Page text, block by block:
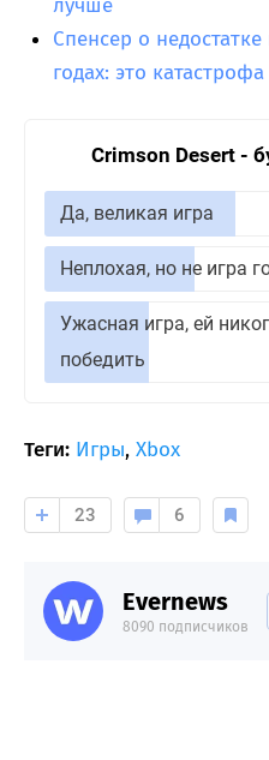
лучше
Спенсер о
годах: это катастрофа
Crimson Desert -
Да, великая игра
Неплохая, но не игра
Ужасная игра, ей
победить
Теги: Игры, Xbox
23 6
Evernews
8090 подписчиков